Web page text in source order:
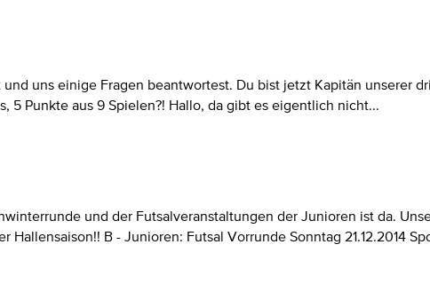
uns einige Fragen beantwortest. Du bist jetzt Kapitän unserer
5 Punkte aus 9 Spielen?! Hallo, da gibt es eigentlich nicht...
und der Futsalveranstaltungen der Junioren ist da.
B - Junioren: Futsal Vorrunde Sonntag 21.12.2014